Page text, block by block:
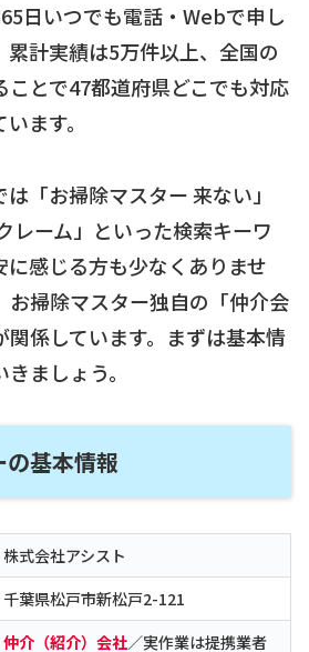
日いつでも電話・Webで申し
計実績は5万件以上、全国の
とで47都道府県どこでも対応
ます。
「お掃除マスター 来ない」
レーム」といった検索キーワ
に感じる方も少なくありませ
お掃除マスター独自の「仲介会
係しています。まずは基本情
ましょう。
基本情報
株式会社アシスト
千葉県松戸市新松戸2-121
仲介（紹介）会社／実作業は提携業者